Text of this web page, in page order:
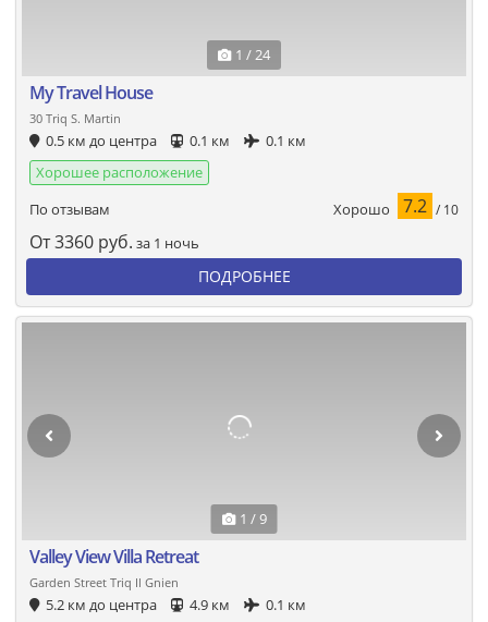
1 / 24
My Travel House
30 Triq S. Martin
0.5 км до центра 0.1 км
0.1 км
Хорошее расположение
По отзывам
Хорошо 7.2 / 10
От3360 руб. за 1 ночь
ПОДРОБНЕЕ
1 / 9
Valley View Villa Retreat
Garden Street Triq Il Gnien
5.2 км до центра 4.9 км 0.1 км